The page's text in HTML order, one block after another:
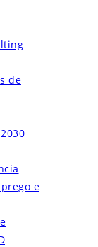
de
e